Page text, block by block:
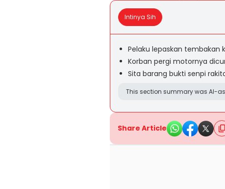
Intinya Sih
Pelaku lepaskan tembakan
Korban pergi motornya
Sita barang bukti senpi
This section summary was AI-
Share Article